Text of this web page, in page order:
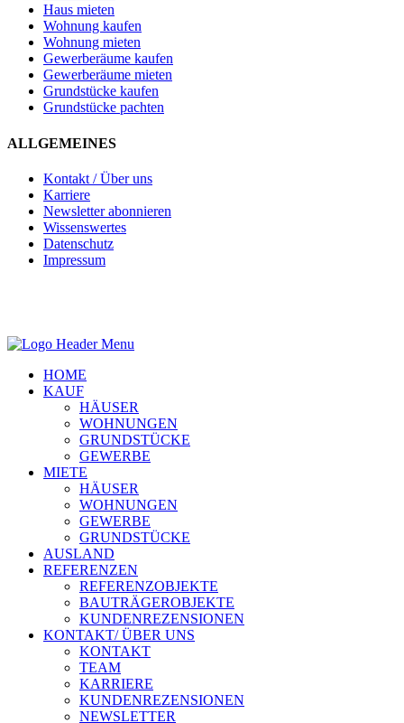
Haus mieten
Wohnung kaufen
Wohnung mieten
Gewerberäume kaufen
Gewerberäume mieten
Grundstücke kaufen
Grundstücke pachten
ALLGEMEINES
Kontakt / Über uns
Karriere
Newsletter abonnieren
Wissenswertes
Datenschutz
Impressum
HOME
KAUF
HÄUSER
WOHNUNGEN
GRUNDSTÜCKE
GEWERBE
MIETE
HÄUSER
WOHNUNGEN
GEWERBE
GRUNDSTÜCKE
AUSLAND
REFERENZEN
REFERENZOBJEKTE
BAUTRÄGEROBJEKTE
KUNDENREZENSIONEN
KONTAKT/ ÜBER UNS
KONTAKT
TEAM
KARRIERE
KUNDENREZENSIONEN
NEWSLETTER